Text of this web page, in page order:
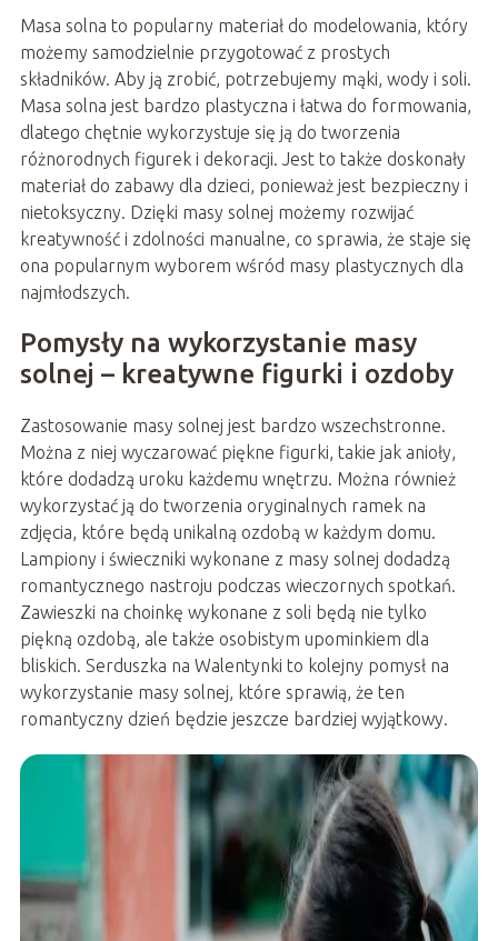
Masa solna to popularny materiał do modelowania, który
możemy samodzielnie przygotować z prostych
składników. Aby ją zrobić, potrzebujemy mąki, wody i soli.
Masa solna jest bardzo plastyczna i łatwa do formowania,
dlatego chętnie wykorzystuje się ją do tworzenia
różnorodnych figurek i dekoracji. Jest to także doskonały
materiał do zabawy dla dzieci, ponieważ jest bezpieczny i
nietoksyczny. Dzięki masy solnej możemy rozwijać
kreatywność i zdolności manualne, co sprawia, że staje się
ona popularnym wyborem wśród masy plastycznych dla
najmłodszych.
Pomysły na wykorzystanie masy
solnej – kreatywne figurki i ozdoby
Zastosowanie masy solnej jest bardzo wszechstronne.
Można z niej wyczarować piękne figurki, takie jak anioły,
które dodadzą uroku każdemu wnętrzu. Można również
wykorzystać ją do tworzenia oryginalnych ramek na
zdjęcia, które będą unikalną ozdobą w każdym domu.
Lampiony i świeczniki wykonane z masy solnej dodadzą
romantycznego nastroju podczas wieczornych spotkań.
Zawieszki na choinkę wykonane z soli będą nie tylko
piękną ozdobą, ale także osobistym upominkiem dla
bliskich. Serduszka na Walentynki to kolejny pomysł na
wykorzystanie masy solnej, które sprawią, że ten
romantyczny dzień będzie jeszcze bardziej wyjątkowy.